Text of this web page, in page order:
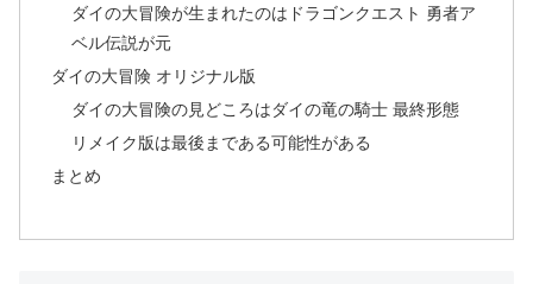
ダイの大冒険が生まれたのはドラゴンクエスト 勇者ア
ベル伝説が元
ダイの大冒険 オリジナル版
ダイの大冒険の見どころはダイの竜の騎士 最終形態
リメイク版は最後まである可能性がある
まとめ